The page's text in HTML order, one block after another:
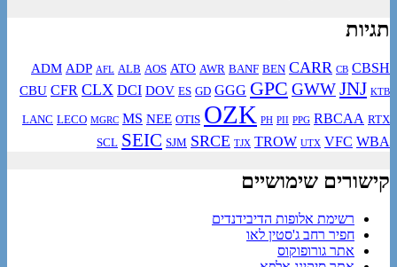
תגיות
ADM ADP AFL ALB AOS ATO AWR BANF BEN CARR CB CBSH
CBU CFR CLX DCI DOV ES GD GGG GPC GWWJNJ KTB
LANC LECO MGRC MS NEE OTIS OZK PH PII PPG RBCAA RTX
SCL SEIC SJM SRCE TJX TROW UTX VFC WBA
קישורים שימושיים
רשימת אלופות הדיבידנדים
חפיר רחב ג'סטין לאו
אתר גורופוקוס